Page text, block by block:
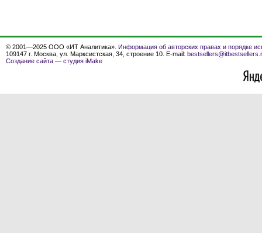
© 2001—2025 ООО «ИТ Аналитика». Информация об авторских правах и порядке
109147 г. Москва, ул. Марксистская, 34, строение 10. E-mail:
Создание сайта — студия iMake